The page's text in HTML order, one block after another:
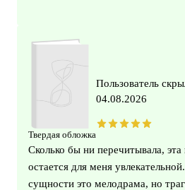
Твердая обложка
Пользователь
04.08.2026
Сколько бы ни перечитывала, эта
остается для меня
сущности это мелодрама, но